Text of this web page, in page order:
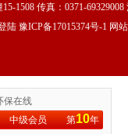
1508 传真：0371-
陆 豫ICP备17015374号-1 网
保在线
中级会员
第10年